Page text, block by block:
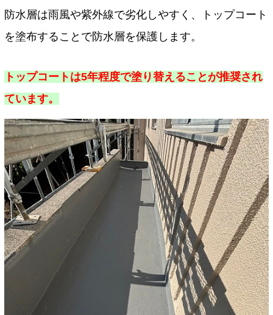
防水層は雨風や紫外線で劣化しやすく、トップコート
を塗布することで防水層を保護します。
トップコートは5年程度で塗り替えることが推奨され
ています。